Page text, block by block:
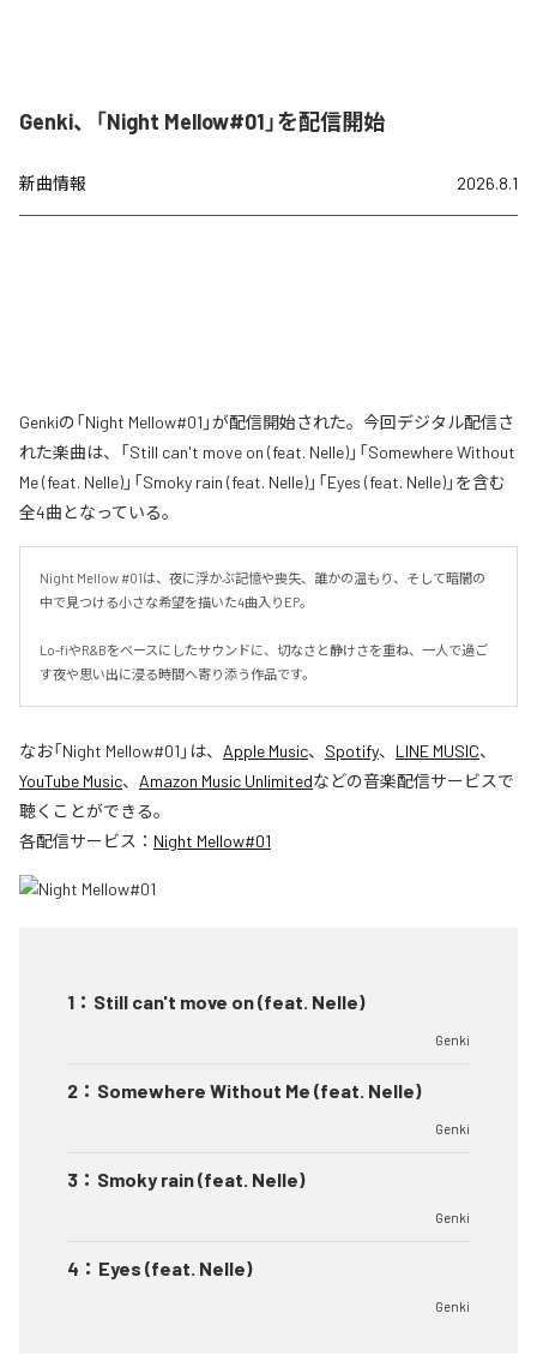
Genki、「Night Mellow#01」を配信開始
新曲情報 2026.8.1
Genkiの「Night Mellow#01」が配信開始された。今回デジタル配信さ
れた楽曲は、「Still can't move on (feat. Nelle)」「Somewhere Without
Me (feat. Nelle)」「Smoky rain (feat. Nelle)」「Eyes (feat. Nelle)」を含む
全4曲となっている。
Night Mellow #01は、夜に浮かぶ記憶や喪失、誰かの温もり、そして暗闇の
中で見つける小さな希望を描いた4曲入りEP。
Lo-fiやR&Bをベースにしたサウンドに、切なさと静けさを重ね、一人で過ご
す夜や思い出に浸る時間へ寄り添う作品です。
なお「Night Mellow#01 」は、 Apple Music、 Spotify、 LINE MUSIC、
YouTube Music、 Amazon Music Unlimitedなどの音楽配信サービスで
聴くことができる。
各配信サービス： Night Mellow#01
1 ： Still can't move on (feat. Nelle)
Genki
2 ： Somewhere Without Me (feat. Nelle)
Genki
3 ： Smoky rain (feat. Nelle)
Genki
4 ： Eyes (feat. Nelle)
Genki